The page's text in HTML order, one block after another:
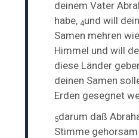
deinem Vater
habe, 4und will
Samen mehren
Himmel und will
diese Länder
deinen Samen
Erden gesegnet
5darum daß
Stimme